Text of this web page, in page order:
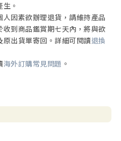
。
因素欲辦理退貨，請維持產品
到商品鑑賞期七天內，將與欲
出貨單寄回。詳細可閱讀退換
海外訂購常見問題 。